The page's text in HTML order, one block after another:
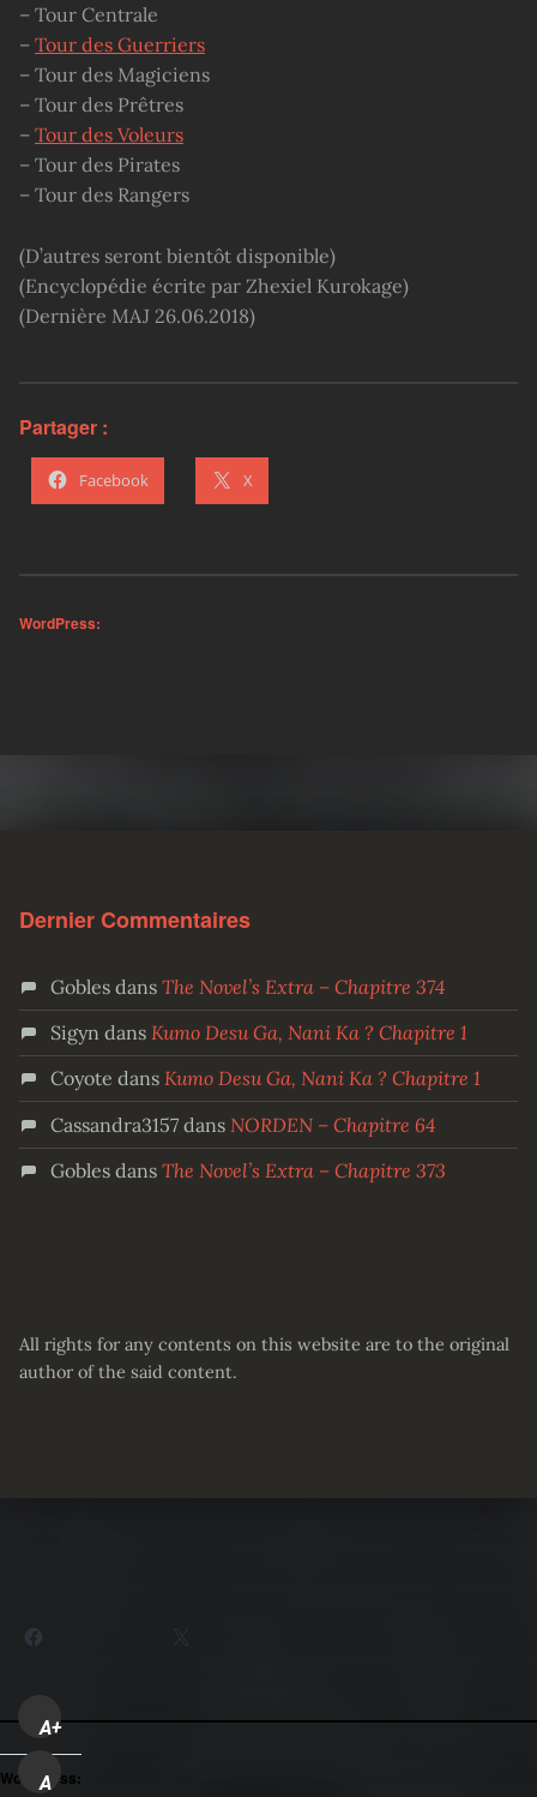
– Tour Centrale
– Tour des Guerriers
– Tour des Magiciens
– Tour des Prêtres
– Tour des Voleurs
– Tour des Pirates
– Tour des Rangers
(D’autres seront bientôt disponible)
(Encyclopédie écrite par Zhexiel Kurokage)
(Dernière MAJ 26.06.2018)
Partager :
Facebook X
WordPress:
Dernier Commentaires
Goblesdans The Novel’s Extra – Chapitre 374
Sigyn dans Kumo Desu Ga, Nani Ka ? Chapitre 1
Coyote dans Kumo Desu Ga, Nani Ka ? Chapitre 1
Cassandra3157dans NORDEN – Chapitre 64
Goblesdans The Novel’s Extra – Chapitre 373
All rights for any contents on this website are to the original
author of the said content.
A+
A
WordPress: